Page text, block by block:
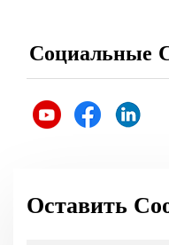
Социальные
Оставить